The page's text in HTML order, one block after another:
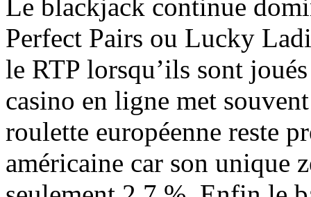
Le blackjack continue
Perfect Pairs ou Lucky
le RTP lorsqu’ils sont
casino en ligne met
roulette européenne reste
américaine car son unique